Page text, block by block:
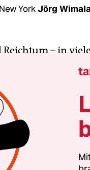
YorkJörg
– in
Nachbarn.
Geldes, der
mächtigsten
selbst im
täglichen
Bänken und in